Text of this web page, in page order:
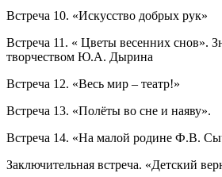
Встреча 10. «Искусство добрых рук»
Встреча 11. « Цветы весенних снов».
творчеством Ю.А. Дырина
Встреча 12. «Весь мир – театр!»
Встреча 13. «Полёты во сне и наяву».
Встреча 14. «На малой родине Ф.В.
Заключительная встреча. «Детский